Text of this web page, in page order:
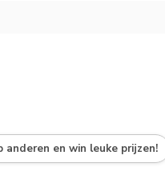
en win leuke prijzen!